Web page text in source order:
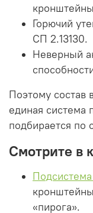
Горючий
СП 2.13130.
Неверный
Поэтому состав
единая система
подбирается по
Смотрите в
«пирога».